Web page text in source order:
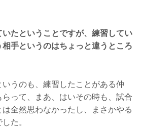
たということですが、練習してい
手というのはちょっと違うところ
うのも、練習したことがある仲
って、まあ、はいその時も、試合
全然思わなかったし、まさかやる
た。